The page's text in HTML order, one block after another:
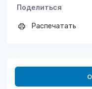
Поделиться
Распечатать